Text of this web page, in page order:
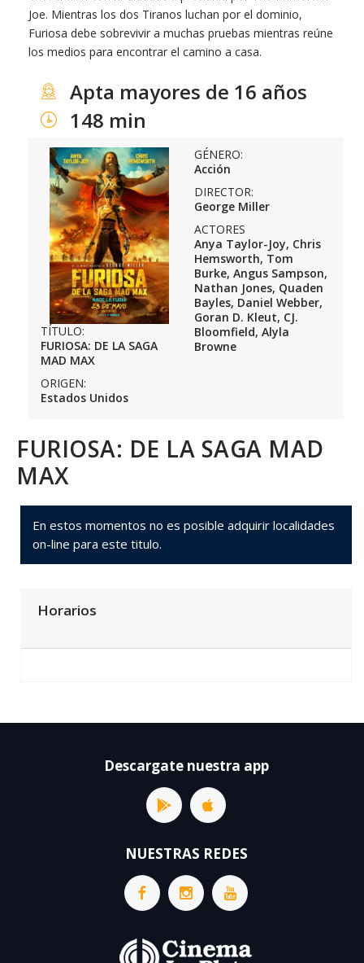
Joe. Mientras los dos Tiranos luchan por el dominio,
Furiosa debe sobrevivir a muchas pruebas mientras reúne
los medios para encontrar el camino a casa.
Apta mayores de 16 años
148 min
TÍTULO:
FURIOSA: DE LA SAGA
MAD MAX
ORIGEN:
Estados Unidos
GÉNERO:
Acción
DIRECTOR:
George Miller
ACTORES
Anya Taylor-Joy, Chris
Hemsworth, Tom
Burke, Angus Sampson,
Nathan Jones, Quaden
Bayles, Daniel Webber,
Goran D. Kleut, CJ.
Bloomfield, Alyla
Browne
FURIOSA: DE LA SAGA MAD
MAX
En estos momentos no es posible adquirir localidades
on-line para este titulo.
Horarios
Descargate nuestra app
NUESTRAS REDES